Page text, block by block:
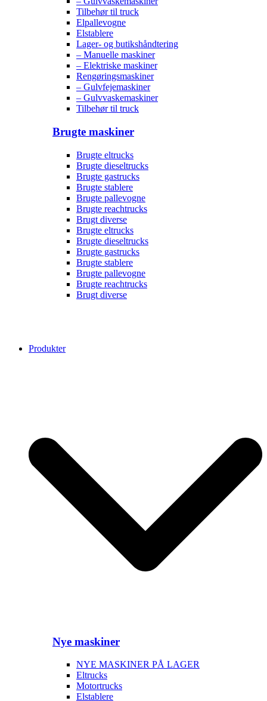
Tilbehør til truck
Elpallevogne
Elstablere
Lager- og butikshåndtering
– Manuelle maskiner
– Elektriske maskiner
Rengøringsmaskiner
– Gulvfejemaskiner
– Gulvvaskemaskiner
Tilbehør til truck
Brugte maskiner
Brugte eltrucks
Brugte dieseltrucks
Brugte gastrucks
Brugte stablere
Brugte pallevogne
Brugte reachtrucks
Brugt diverse
Brugte eltrucks
Brugte dieseltrucks
Brugte gastrucks
Brugte stablere
Brugte pallevogne
Brugte reachtrucks
Brugt diverse
Produkter
Nye maskiner
NYE MASKINER PÅ LAGER
Eltrucks
Motortrucks
Elstablere